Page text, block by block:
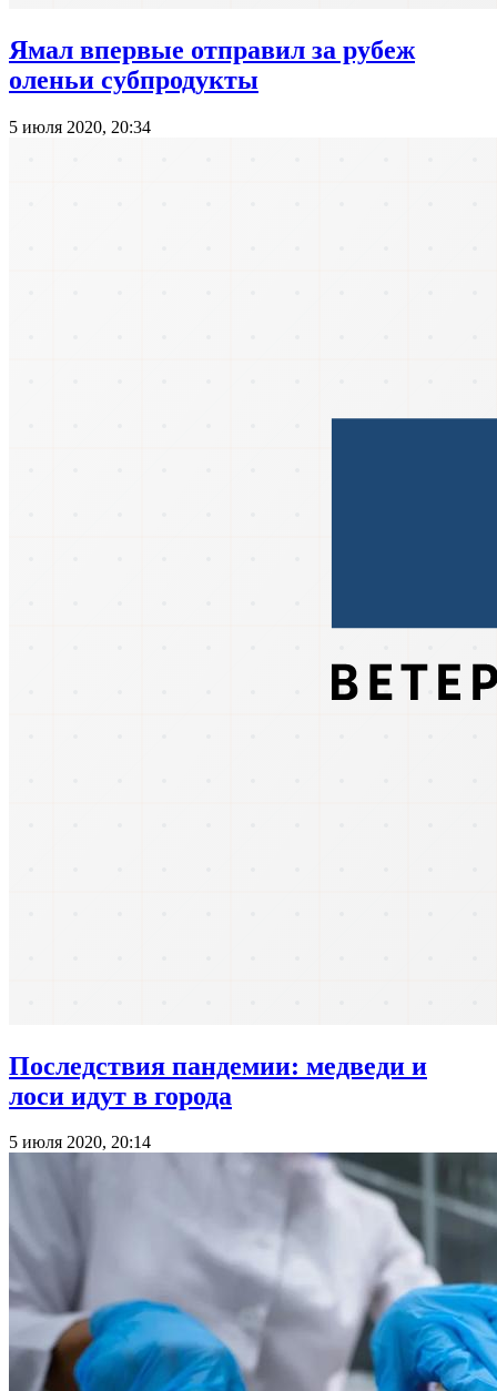
Ямал впервые отправил за рубеж
оленьи субпродукты
5 июля 2020, 20:34
Последствия пандемии: медведи и
лоси идут в города
5 июля 2020, 20:14